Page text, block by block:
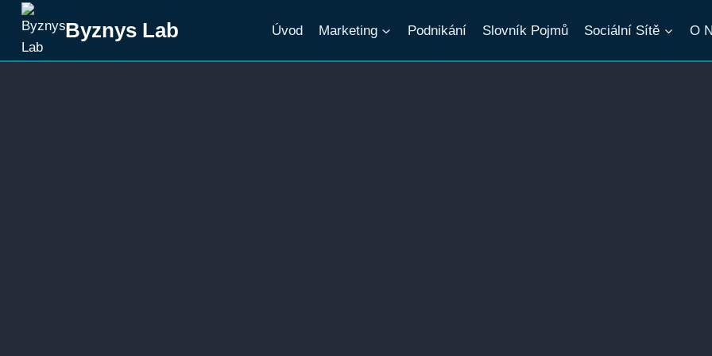
Přeskočit
obsah
Byznys Lab Úvod Marketing Podnikání Slovník Pojmů Sociální Sítě O